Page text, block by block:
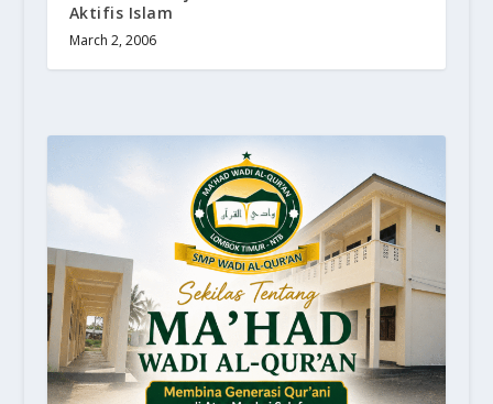
Aktifis Islam
March 2, 2006